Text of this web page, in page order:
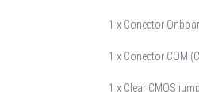
1 x Conector
1 x Conector COM
1 x Clear CMOS